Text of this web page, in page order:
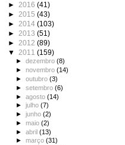
► 2016 (41)
► 2015 (43)
► 2014 (103)
► 2013 (51)
► 2012 (89)
▼ 2011 (159)
►dezembro(8)
►novembro(14)
►outubro(3)
►setembro(6)
►agosto(14)
►julho(7)
►junho(2)
►maio(2)
►abril(13)
►março(31)